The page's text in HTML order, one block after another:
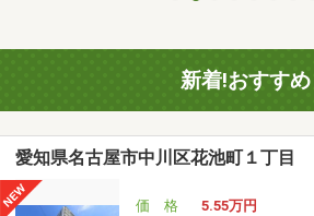
新着!おすすめ
愛知県名古屋市中川区花池町１丁目
価 格
5.55万円